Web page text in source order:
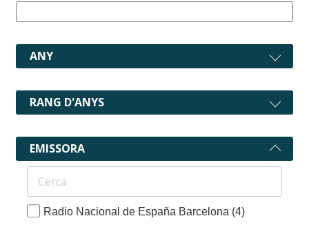
ANY
RANG D'ANYS
EMISSORA
Radio Nacional de España Barcelona (4)